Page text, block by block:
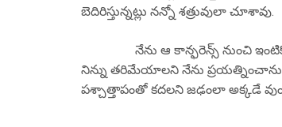
బెదిరిస్తున్నట్లు నన్నో శత్రువులా చూశావు.
నేను ఆ కాన్ఫరెన్స్ నుంచి
నిన్ను తరిమేయాలని నేను
పశ్చాత్తాపంతో కదలని జఢంలా అక్కడే